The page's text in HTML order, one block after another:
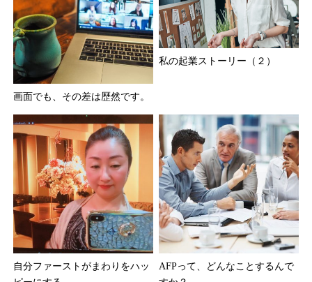
画面でも、その差は歴然です。
私の起業ストーリー（２）
自分ファーストがまわりをハッ
AFPって、どんなことするんで